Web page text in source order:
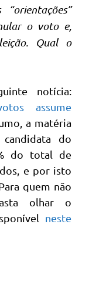
o voto e,
Qual o
notícia:
assume
a matéria
do
do total de
e por isto
quem não
olhar o
neste